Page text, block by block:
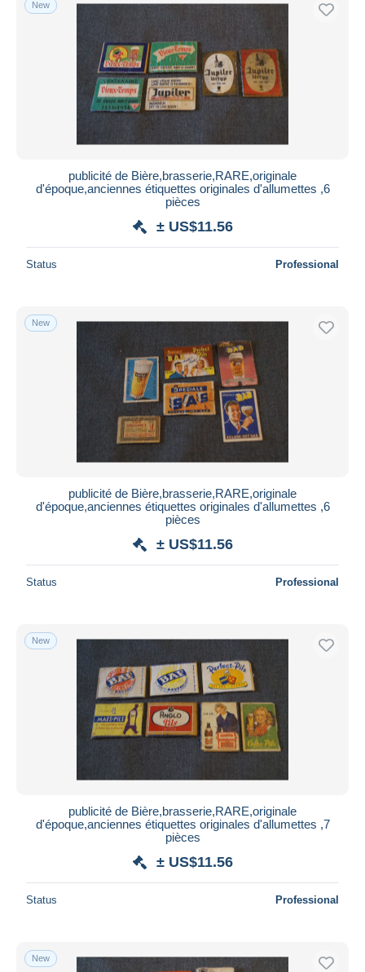
Free shipping
Payment methods
PayPal
Bank transfer
Visa
iDeal
Seller's residence
Submit
New
publicité de Bière,brasserie,RARE,originale
d'époque,anciennes étiquettes originales d'allumettes ,6
pièces
± US$11.56
Status Professional
New
publicité de Bière,brasserie,RARE,originale
d'époque,anciennes étiquettes originales d'allumettes ,6
pièces
± US$11.56
Status Professional
New
publicité de Bière,brasserie,RARE,originale
d'époque,anciennes étiquettes originales d'allumettes ,7
pièces
± US$11.56
Status Professional
New